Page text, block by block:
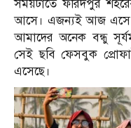
সময়টাতে ফরিদপুর
আসে। এজন্যই আজ এসে
আমাদের অনেক বন্ধু
সেই ছবি ফেসবুক
এসেছে।